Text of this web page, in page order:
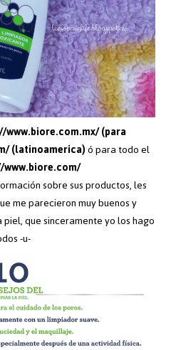
www.biore.com.mx/(para
(latinoamerica)ó para todo el
sobre sus productos, les
me parecieron muy buenos y
que sinceramente yo los hago
-u-